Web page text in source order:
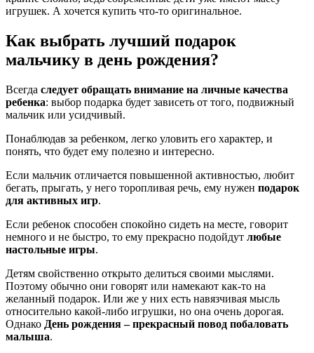
игрушек. А хочется купить что-то оригинальное.
Как выбрать лучший подарок
мальчику в день рождения?
Всегда следует обращать внимание на личные качества
ребенка: выбор подарка будет зависеть от того, подвижный
мальчик или усидчивый.
Понаблюдав за ребенком, легко уловить его характер, и
понять, что будет ему полезно и интересно.
Если мальчик отличается повышенной активностью, любит
бегать, прыгать, у него торопливая речь, ему нужен подарок
для активных игр.
Если ребенок способен спокойно сидеть на месте, говорит
немного и не быстро, то ему прекрасно подойдут любые
настольные игры.
Детям свойственно открыто делиться своими мыслями.
Поэтому обычно они говорят или намекают как-то на
желанный подарок. Или же у них есть навязчивая мысль
относительно какой-либо игрушки, но она очень дорогая.
Однако День рождения – прекрасный повод побаловать
малыша.